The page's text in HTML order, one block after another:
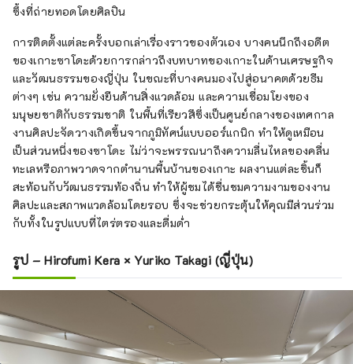
ซึ้งที่ถ่ายทอดโดยศิลปิน
การติดตั้งแต่ละครั้งบอกเล่าเรื่องราวของตัวเอง บางคนนึกถึงอดีต
ของเกาะซาโดะด้วยการกล่าวถึงบทบาทของเกาะในด้านเศรษฐกิจ
และวัฒนธรรมของญี่ปุ่น ในขณะที่บางคนมองไปสู่อนาคตด้วยธีม
ต่างๆ เช่น ความยั่งยืนด้านสิ่งแวดล้อม และความเชื่อมโยงของ
มนุษยชาติกับธรรมชาติ ในพื้นที่เรียวสึซึ่งเป็นศูนย์กลางของเทศกาล
งานศิลปะจัดวางเกิดขึ้นจากภูมิทัศน์แบบออร์แกนิก ทำให้ดูเหมือน
เป็นส่วนหนึ่งของซาโดะ ไม่ว่าจะพรรณนาถึงความลื่นไหลของคลื่น
ทะเลหรือภาพวาดจากตำนานพื้นบ้านของเกาะ ผลงานแต่ละชิ้นก็
สะท้อนกับวัฒนธรรมท้องถิ่น ทำให้ผู้ชมได้ชื่นชมความงามของงาน
ศิลปะและสภาพแวดล้อมโดยรอบ ซึ่งจะช่วยกระตุ้นให้คุณมีส่วนร่วม
กับทั้งในรูปแบบที่ไตร่ตรองและดื่มด่ำ
รูป – Hirofumi Kera × Yuriko Takagi (ญี่ปุ่น)